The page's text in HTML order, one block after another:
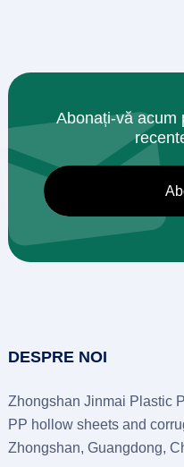
Abonați-vă acum
DESPRE NOI
Zhongshan Jinmai Plastic
PP hollow sheets and
Zhongshan, Guangdong,